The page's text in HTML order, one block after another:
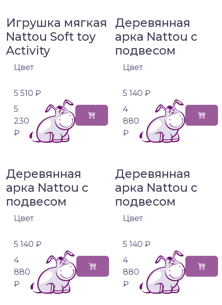
Игрушка мягкая
Nattou Soft toy
Activity
Цвет
5 510 ₽
5
230
₽
Деревянная
арка Nattou с
подвесом
Цвет
5 140 ₽
4
880
₽
Деревянная
арка Nattou с
подвесом
Цвет
5 140 ₽
4
880
₽
Деревянная
арка Nattou с
подвесом
Цвет
5 140 ₽
4
880
₽